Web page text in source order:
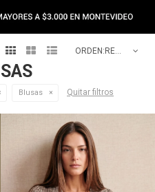
   RECOMENDADOS
Blusas Quitar filtros
NEW IN